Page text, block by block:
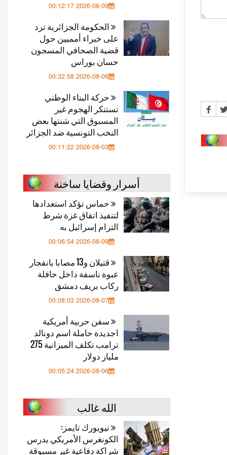
2026-08-09 00:12:17
الحكومة الجزائرية ترد
على خبراء أمميين حول
قضية الصحافي المسجون
حسان بوراس
2026-08-06 00:32:58
حركة البناء الوطني
تستنكر الهجوم غير
المسبوق التي شنتها بعض
النخب التونسية ضد الجزائر
2026-08-03 00:11:22
أسرار وقضايا ساخنة
حماس تؤكد استعدادها
لتنفيذ اتفاق غزة شرط
التزام إسرائيل به
2026-08-09 00:06:54
قتيلان و13 مصابا بانفجار
عبوة ناسفة داخل حافلة
ركاب بريف دمشق
2026-08-07 00:08:03
سفن حربية أمريكية
اجديدة حاملة اسم دونالد
ترامب تكلف الميزانية 275
مليار دولار
2026-08-06 00:05:24
الله غالب
نيويورك تايمز:
الكونغرس الأمريكي يدرس
شراكة دفاعية غير مسبوقة